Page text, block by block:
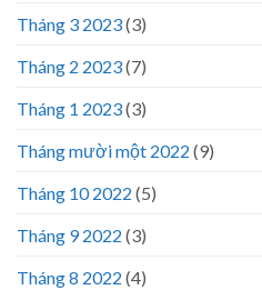
Tháng 3 2023(3)
Tháng 2 2023(7)
Tháng 1 2023(3)
Tháng mười một 2022 (9)
Tháng 10 2022 (5)
Tháng 9 2022 (3)
Tháng 8 2022 (4)